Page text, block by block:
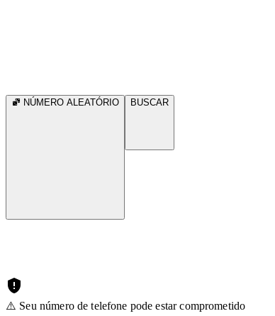
NÚMERO ALEATÓRIO BUSCAR
⚠️ Seu número de telefone pode estar comprometido